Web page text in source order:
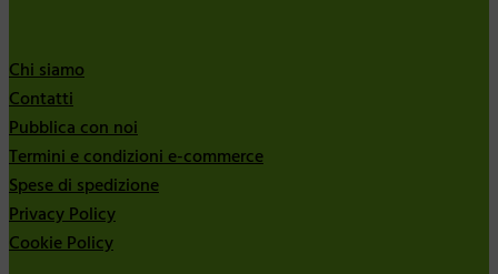
Chi siamo
Contatti
Pubblica con noi
Termini e condizioni e-commerce
Spese di spedizione
Privacy Policy
Cookie Policy